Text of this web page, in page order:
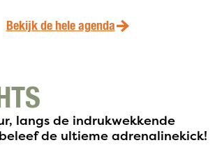
Bekijk de hele agenda
langs de indrukwekkende
de ultieme adrenalinekick!